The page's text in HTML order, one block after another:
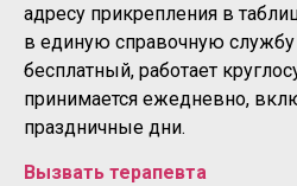
адресу прикрепления в
в единую справочную
бесплатный, работает
принимается ежедневно,
праздничные дни.
Вызвать терапевта